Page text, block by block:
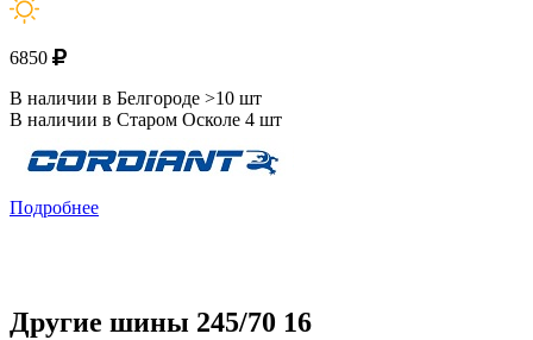
6850
В наличии в Белгороде >10 шт
В наличии в Старом Осколе 4 шт
Подробнее
Другие шины 245/70 16